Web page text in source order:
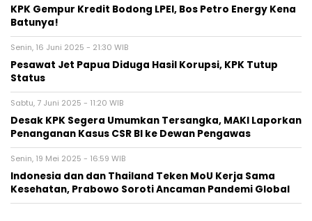
KPK Gempur Kredit Bodong LPEI, Bos Petro Energy Kena
Batunya!
Senin, 16 Juni 2025 - 21:30 WIB
Pesawat Jet Papua Diduga Hasil Korupsi, KPK Tutup
Status
Sabtu, 7 Juni 2025 - 11:20 WIB
Desak KPK Segera Umumkan Tersangka, MAKI Laporkan
Penanganan Kasus CSR BI ke Dewan Pengawas
Senin, 19 Mei 2025 - 16:59 WIB
Indonesia dan dan Thailand Teken MoU Kerja Sama
Kesehatan, Prabowo Soroti Ancaman Pandemi Global